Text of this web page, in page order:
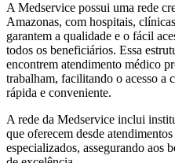
A Medservice possui uma rede
Amazonas, com hospitais,
garantem a qualidade e o fácil
todos os beneficiários. Essa
encontrem atendimento médico
trabalham, facilitando o acesso a
rápida e conveniente.
A rede da Medservice inclui
que oferecem desde
especializados, assegurando aos